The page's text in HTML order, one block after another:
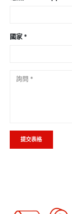
國家 *